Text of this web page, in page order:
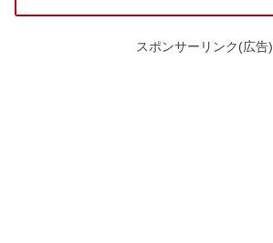
スポンサーリンク(広告)